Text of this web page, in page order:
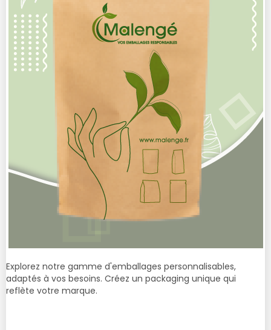
Explorez notre gamme d'emballages personnalisables,
adaptés à vos besoins. Créez un packaging unique qui
reflète votre marque.